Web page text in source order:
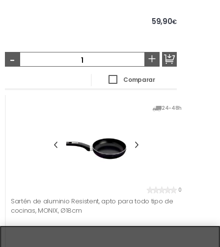
59,90€
- +
Comparar
24-48h
0
Sartén de aluminio Resistent, apto para todo tipo de
cocinas, MONIX, Ø18cm